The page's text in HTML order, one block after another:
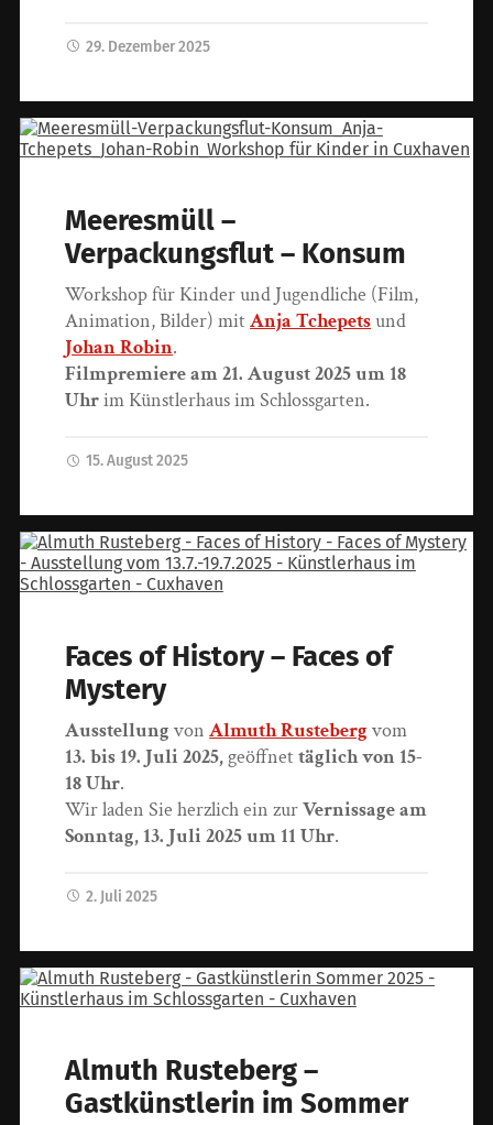
29. Dezember 2025
Meeresmüll –
Verpackungsflut – Konsum
Workshop für Kinder und Jugendliche (Film,
Animation, Bilder) mitAnja Tchepetsund
Johan Robin.
Filmpremiere am 21. August 2025 um 18
Uhrim Künstlerhaus im Schlossgarten.
15. August 2025
Faces of History – Faces of
Mystery
Ausstellung vonAlmuth Rusteberg vom
13. bis 19. Juli 2025, geöffnettäglich von 15-
18 Uhr.
Wir laden Sie herzlich ein zurVernissage am
Sonntag, 13. Juli 2025 um 11 Uhr.
2. Juli 2025
Almuth Rusteberg –
Gastkünstlerin im Sommer